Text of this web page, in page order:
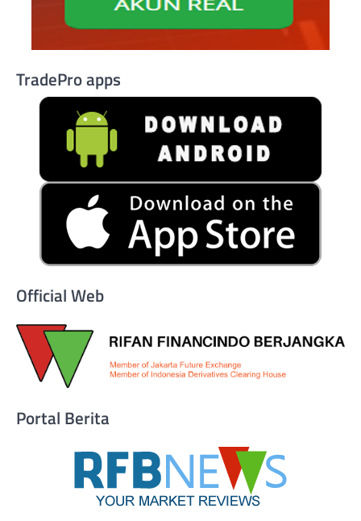
TradePro apps
Official Web
Portal Berita